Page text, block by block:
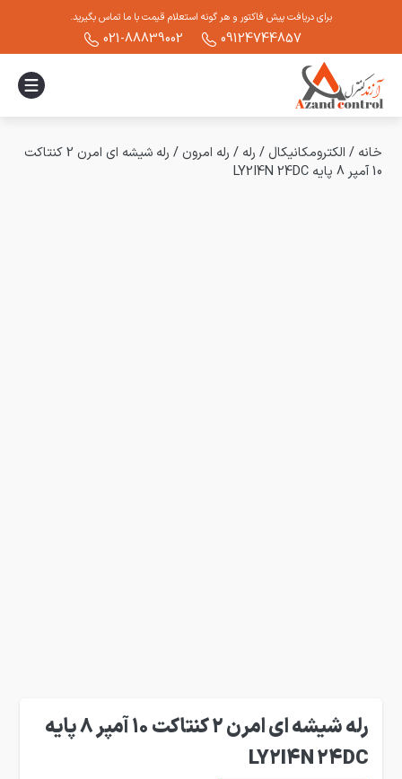
برای دریافت پیش فاکتور و هر گونه استعلام قیمت با ما تماس بگیرید.
09124744857
021-88839002
خانه / الکترومکانیکال / رله / رله امرون /
رله شیشه ای امرن 2 کنتاکت
10 آمپر 8 پایه LY2I4N 24DC
رله شیشه ای امرن 2 کنتاکت 10 آمپر 8 پایه
LY2I4N 24DC